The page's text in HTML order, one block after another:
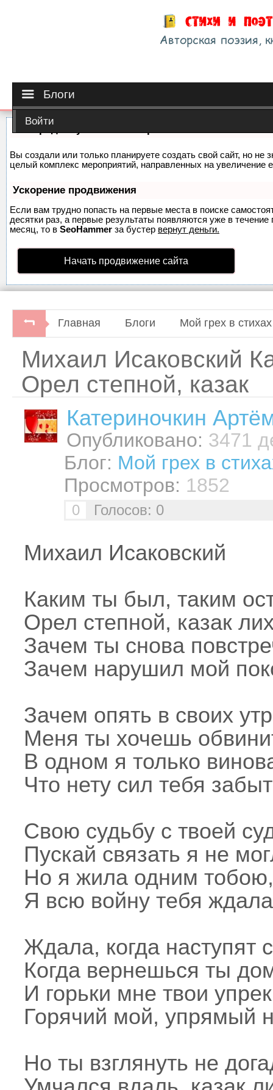
Блоги
Войти
Вы создали или только планируете создать свой сайт, но не
целый комплекс мероприятий, направленных на увеличение
Ускорение продвижения
Если вам трудно попасть на первые места в поиске
десятки раз, а первые результаты появляются уже в
месяц, то в SeoHammer за бустер вернут деньги.
Начать продвижение сайта
Главная Блоги Мой грех в стихах
Михаил Исаковский
Орел степной, казак
Катериночкин
Опубликовано: 3471
Блог: Мой грех в
Просмотров: 1852
0 Голосов: 0
Михаил Исаковский
Каким ты был, таким
Орел степной, казак
Зачем ты снова
Зачем нарушил мой
Зачем опять в своих
Меня ты хочешь
В одном я только
Что нету сил тебя
Свою судьбу с твоей
Пускай связать я не
Но я жила одним тобою,
Я всю войну тебя
Ждала, когда наступят
Когда вернешься ты
И горьки мне твои
Горячий мой, упрямый
Но ты взглянуть не